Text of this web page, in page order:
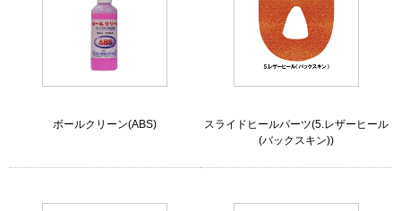
ボールクリーン(ABS)
スライドヒールパーツ(5.レザーヒール
(バックスキン))